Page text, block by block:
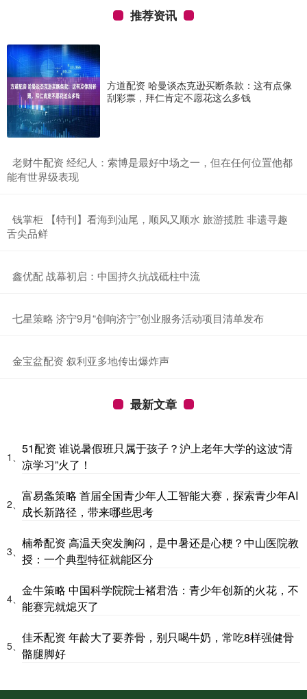
推荐资讯
方道配资 哈曼谈杰克逊买断条款：这有点像
刮彩票，拜仁肯定不愿花这么多钱
​老财牛配资 经纪人：索博是最好中场之一，但在任何位置他都
能有世界级表现
​钱掌柜 【特刊】看海到汕尾，顺风又顺水 旅游揽胜 非遗寻趣
舌尖品鲜
​鑫优配 战幕初启：中国持久抗战砥柱中流
​七星策略 济宁9月“创响济宁”创业服务活动项目清单发布
​金宝盆配资 叙利亚多地传出爆炸声
最新文章
1、
51配资 谁说暑假班只属于孩子？沪上老年大学的这波“清
凉学习”火了！
2、
富易螽策略 首届全国青少年人工智能大赛，探索青少年AI
成长新路径，带来哪些思考
3、
楠希配资 高温天突发胸闷，是中暑还是心梗？中山医院教
授：一个典型特征就能区分
4、
金牛策略 中国科学院院士褚君浩：青少年创新的火花，不
能赛完就熄灭了
5、
佳禾配资 年龄大了要养骨，别只喝牛奶，常吃8样强健骨
骼腿脚好